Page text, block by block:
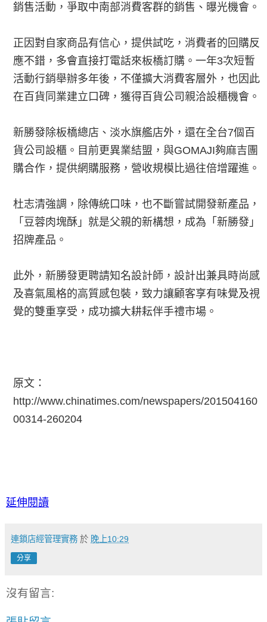
銷售活動，爭取中南部消費客群的銷售、曝光機會。
正因對自家商品有信心，提供試吃，消費者的回購反
應不錯，多會直接打電話來板橋訂購。一年3次短暫
活動行銷舉辦多年後，不僅擴大消費客層外，也因此
在百貨同業建立口碑，獲得百貨公司親洽設櫃機會。
新勝發除板橋總店、淡水旗艦店外，還在全台7個百
貨公司設櫃。目前更異業結盟，與GOMAJI夠麻吉團
購合作，提供網購服務，營收規模比過往倍增躍進。
杜志清強調，除傳統口味，也不斷嘗試開發新產品，
「豆蓉肉塊酥」就是父親的新構想，成為「新勝發」
招牌產品。
此外，新勝發更聘請知名設計師，設計出兼具時尚感
及喜氣風格的高質感包裝，致力讓顧客享有味覺及視
覺的雙重享受，成功擴大耕耘伴手禮市場。
原文：
http://www.chinatimes.com/newspapers/201504160
00314-260204
延伸閱讀
連鎖店經管理實務 於 晚上10:29
分享
沒有留言: